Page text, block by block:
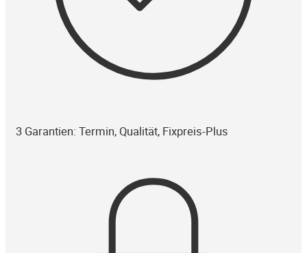
3 Garantien: Termin, Qualität, Fixpreis-Plus